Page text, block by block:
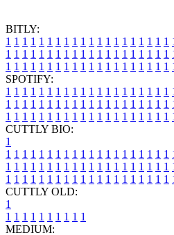
BITLY:
1 1 1 1 1 1 1 1 1 1 1 1 1 1 1 1 1 1 1 1
1 1 1 1 1 1 1 1 1 1 1 1 1 1 1 1 1 1 1 1
1 1 1 1 1 1 1 1 1 1 1 1 1 1 1 1 1 1 1 1
SPOTIFY:
1 1 1 1 1 1 1 1 1 1 1 1 1 1 1 1 1 1 1 1
1 1 1 1 1 1 1 1 1 1 1 1 1 1 1 1 1 1 1 1
1 1 1 1 1 1 1 1 1 1 1 1 1 1 1 1 1 1 1 1
CUTTLY BIO:
1
1 1 1 1 1 1 1 1 1 1 1 1 1 1 1 1 1 1 1 1
1 1 1 1 1 1 1 1 1 1 1 1 1 1 1 1 1 1 1 1
1 1 1 1 1 1 1 1 1 1 1 1 1 1 1 1 1 1 1 1
CUTTLY OLD:
1
1 1 1 1 1 1 1 1 1 1
MEDIUM: